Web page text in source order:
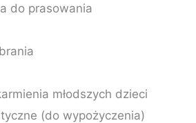
do prasowania
młodszych dzieci
(do wypożyczenia)